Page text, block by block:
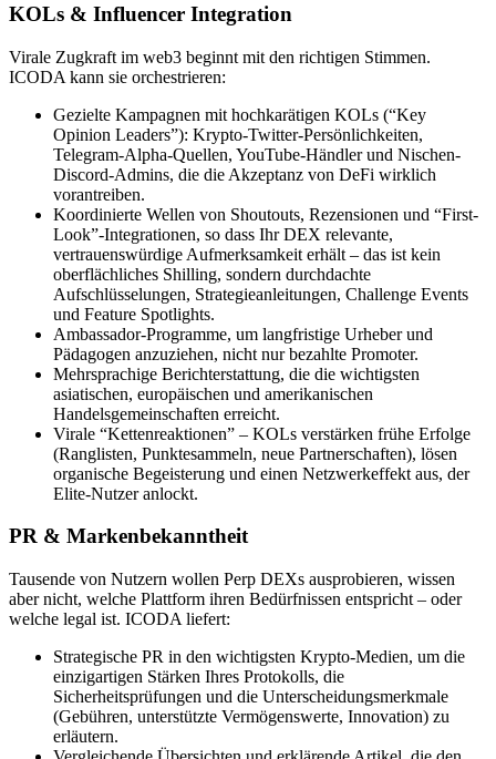
KOLs & Influencer Integration
Virale Zugkraft im web3 beginnt mit den richtigen Stimmen.
ICODA kann sie orchestrieren:
Gezielte Kampagnen mit hochkarätigen KOLs (“Key
Opinion Leaders”): Krypto-Twitter-Persönlichkeiten,
Telegram-Alpha-Quellen, YouTube-Händler und Nischen-
Discord-Admins, die die Akzeptanz von DeFi wirklich
vorantreiben.
Koordinierte Wellen von Shoutouts, Rezensionen und “First-
Look”-Integrationen, so dass Ihr DEX relevante,
vertrauenswürdige Aufmerksamkeit erhält – das ist kein
oberflächliches Shilling, sondern durchdachte
Aufschlüsselungen, Strategieanleitungen, Challenge Events
und Feature Spotlights.
Ambassador-Programme, um langfristige Urheber und
Pädagogen anzuziehen, nicht nur bezahlte Promoter.
Mehrsprachige Berichterstattung, die die wichtigsten
asiatischen, europäischen und amerikanischen
Handelsgemeinschaften erreicht.
Virale “Kettenreaktionen” – KOLs verstärken frühe Erfolge
(Ranglisten, Punktesammeln, neue Partnerschaften), lösen
organische Begeisterung und einen Netzwerkeffekt aus, der
Elite-Nutzer anlockt.
PR & Markenbekanntheit
Tausende von Nutzern wollen Perp DEXs ausprobieren, wissen
aber nicht, welche Plattform ihren Bedürfnissen entspricht – oder
welche legal ist. ICODA liefert:
Strategische PR in den wichtigsten Krypto-Medien, um die
einzigartigen Stärken Ihres Protokolls, die
Sicherheitsprüfungen und die Unterscheidungsmerkmale
(Gebühren, unterstützte Vermögenswerte, Innovation) zu
erläutern.